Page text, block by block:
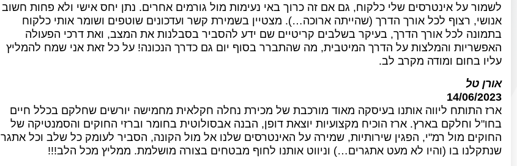
לשמור על אינטרסים שלי כלקוח, גם אם זה כרוך באי נעימות מול גורמים אחרים. נתן יחס אישי ולא פחות חשוב
אנושי, רצוף לכל אורך הדרך (שהייתה ארוכה…). מצטיין בשמירת קשר ועדכונים שוטפים ושומר אותי כלקוח
בתמונה לכל אורך הדרך, בעיקר בשלבים קריטיים שם ידע להסביר בסבלנות את המצב, ואת דרכי הפעולה
האפשריות והמלצות על הדרך המיטבית, מה שהתברר בסוף יום גם כדרך הנכונה! על כל זאת אני שמח להמליץ
עליו בחום ומודה מקרב לב.
אורן טל
14/06/2023
ארז התותח ליווה אותנו בעיסקה מאוד מורכבת של מכירת נחלה חקלאית מחמישה יורשים שחלקם בכלל חיים
בחו"ל וחלקם בארץ. ארז הוכיח מקצועיות יוצאת דופן, הבנה אבסולוטית בחומר וברזי החוקים והסמנטיקה של
החוקים מול רמ"י, הפגין שירותיות, שמירה על האינטרסים שלנו אל מול הקונה, הסביר לעומק כל שלב וכל אתגר
שנתקלנו בו (והיו לא מעט אתגרים…) וניווט אותנו לחוף מבטחים בצורה מושלמת. ממליץ מכל הלב!!!